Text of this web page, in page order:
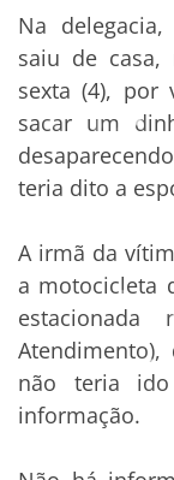
Na
saiu de
sexta (4), por
sacar um
teria dito a
A irmã da
a motocicleta
não teria
informação.